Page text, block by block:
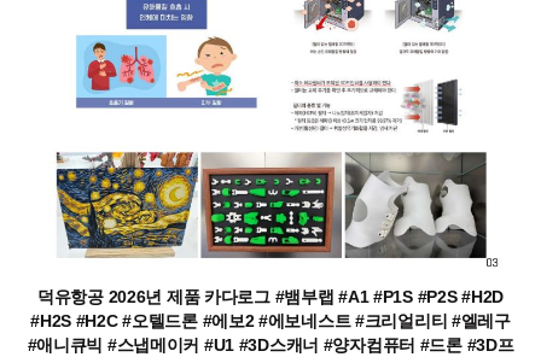
덕유항공 2026년 제품 카다로그 #뱀부랩 #A1 #P1S #P2S #H2D
#H2S #H2C #오텔드론 #에보2 #에보네스트 #크리얼리티 #엘레구
#애니큐빅 #스냅메이커 #U1 #3D스캐너 #양자컴퓨터 #드론 #3D프